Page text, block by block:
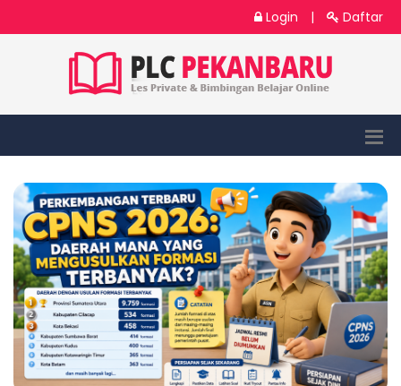
Login | Daftar